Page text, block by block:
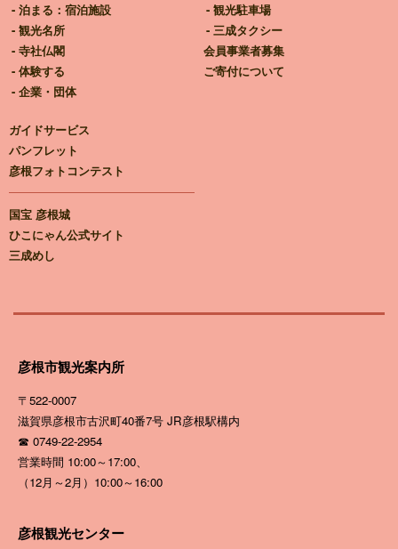
泊まる：宿泊施設
観光名所
寺社仏閣
体験する
企業・団体
観光駐車場
三成タクシー
会員事業者募集
ご寄付について
ガイドサービス
パンフレット
彦根フォトコンテスト
国宝 彦根城
ひこにゃん公式サイト
三成めし
彦根市観光案内所
〒522-0007
滋賀県彦根市古沢町40番7号 JR彦根駅構内
☎ 0749-22-2954
営業時間 10:00～17:00、
（12月～2月）10:00～16:00
彦根観光センター